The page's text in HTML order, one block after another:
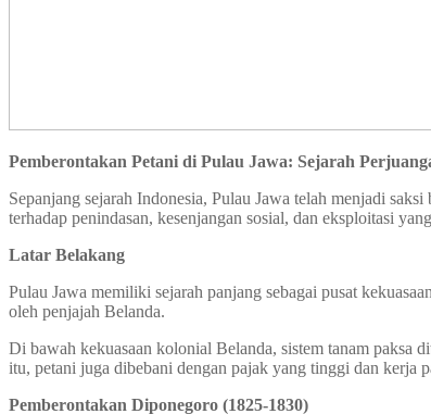
Pemberontakan Petani di Pulau Jawa: Sejarah
Sepanjang sejarah Indonesia, Pulau Jawa telah menjadi
terhadap penindasan, kesenjangan sosial, dan eksploitasi
Latar Belakang
Pulau Jawa memiliki sejarah panjang sebagai pusat
oleh penjajah Belanda.
Di bawah kekuasaan kolonial Belanda, sistem tanam paksa
itu, petani juga dibebani dengan pajak yang tinggi dan kerja
Pemberontakan Diponegoro (1825-1830)